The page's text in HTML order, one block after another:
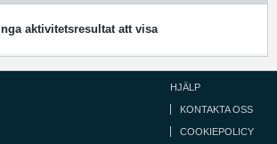
Inga aktivitetsresultat att visa
HJÄLP
KONTAKTA OSS
COOKIEPOLICY